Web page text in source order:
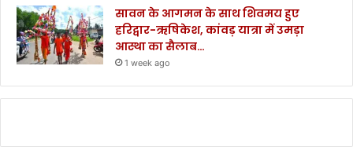
सावन के आगमन के साथ शिवमय हुए
हरिद्वार-ऋषिकेश, कांवड़ यात्रा में उमड़ा
आस्था का सैलाब…
1 week ago